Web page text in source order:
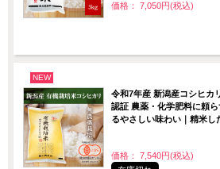
価格： 7,050円(税込)
NEW
令和7年産 新潟産コシヒカ
認証 農薬・化学肥料に頼
るやさしい味わい｜精米し
価格： 7,540円(税込)